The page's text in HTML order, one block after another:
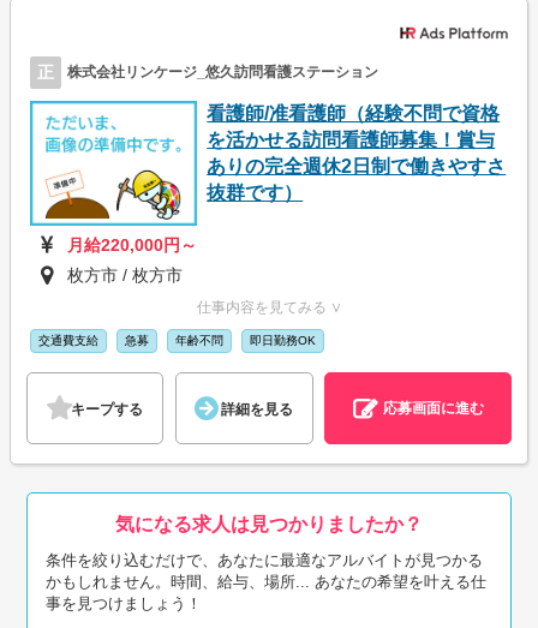
正 株式会社リンケージ_悠久訪問看護ステーション
看護師/准看護師（経験不問で資格
を活かせる訪問看護師募集！賞与
ありの完全週休2日制で働きやすさ
抜群です）
月給220,000円～
枚方市 / 枚方市
仕事内容を見てみる ∨
交通費支給 急募 年齢不問 即日勤務OK
キープする 詳細を見る 応募画面に進む
気になる求人は見つかりましたか？
条件を絞り込むだけで、あなたに最適なアルバイトが見つかる
かもしれません。時間、給与、場所... あなたの希望を叶える仕
事を見つけましょう！